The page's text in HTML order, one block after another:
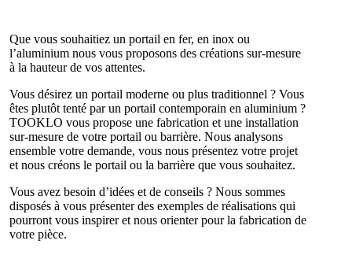
Que vous souhaitiez un portail en fer, en inox ou
l’aluminium nous vous proposons des créations sur-mesure
à la hauteur de vos attentes.
Vous désirez un portail moderne ou plus traditionnel ? Vous
êtes plutôt tenté par un portail contemporain en aluminium ?
TOOKLO vous propose une fabrication et une installation
sur-mesure de votre portail ou barrière. Nous analysons
ensemble votre demande, vous nous présentez votre projet
et nous créons le portail ou la barrière que vous souhaitez.
Vous avez besoin d’idées et de conseils ? Nous sommes
disposés à vous présenter des exemples de réalisations qui
pourront vous inspirer et nous orienter pour la fabrication de
votre pièce.